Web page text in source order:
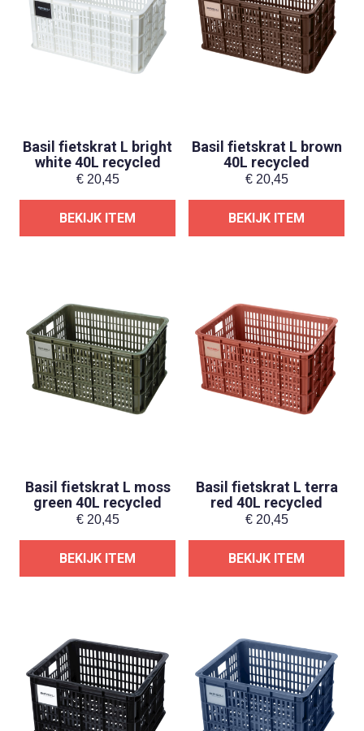
Basil fietskrat L bright
white 40L recycled
€20,45
BEKIJK ITEM
Basil fietskrat L brown
40L recycled
€20,45
BEKIJK ITEM
Basil fietskrat L moss
green 40L recycled
€20,45
BEKIJK ITEM
Basil fietskrat L terra
red 40L recycled
€20,45
BEKIJK ITEM